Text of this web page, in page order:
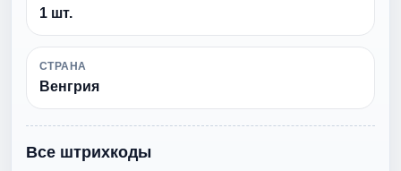
1 шт.
СТРАНА
Венгрия
Все штрихкоды